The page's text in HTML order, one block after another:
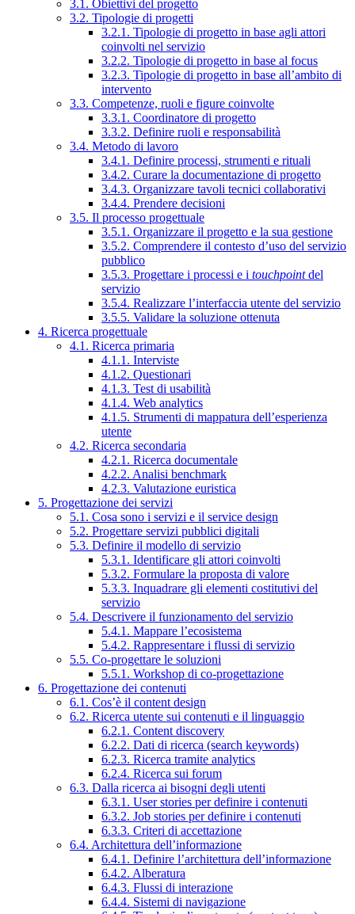
3.1. Obiettivi del progetto
3.2. Tipologie di progetti
3.2.1. Tipologie di progetto in base agli attori
coinvolti nel servizio
3.2.2. Tipologie di progetto in base al focus
3.2.3. Tipologie di progetto in base all’ambito di
intervento
3.3. Competenze, ruoli e figure coinvolte
3.3.1. Coordinatore di progetto
3.3.2. Definire ruoli e responsabilità
3.4. Metodo di lavoro
3.4.1. Definire processi, strumenti e rituali
3.4.2. Curare la documentazione di progetto
3.4.3. Organizzare tavoli tecnici collaborativi
3.4.4. Prendere decisioni
3.5. Il processo progettuale
3.5.1. Organizzare il progetto e la sua gestione
3.5.2. Comprendere il contesto d’uso del servizio
pubblico
3.5.3. Progettare i processi e i touchpointdel
servizio
3.5.4. Realizzare l’interfaccia utente del servizio
3.5.5. Validare la soluzione ottenuta
4. Ricerca progettuale
4.1. Ricerca primaria
4.1.1. Interviste
4.1.2. Questionari
4.1.3. Test di usabilità
4.1.4. Web analytics
4.1.5. Strumenti di mappatura dell’esperienza
utente
4.2. Ricerca secondaria
4.2.1. Ricerca documentale
4.2.2. Analisi benchmark
4.2.3. Valutazione euristica
5. Progettazione dei servizi
5.1. Cosa sono i servizi e il service design
5.2. Progettare servizi pubblici digitali
5.3. Definire il modello di servizio
5.3.1. Identificare gli attori coinvolti
5.3.2. Formulare la proposta di valore
5.3.3. Inquadrare gli elementi costitutivi del
servizio
5.4. Descrivere il funzionamento del servizio
5.4.1. Mappare l’ecosistema
5.4.2. Rappresentare i flussi di servizio
5.5. Co-progettare le soluzioni
5.5.1. Workshop di co-progettazione
6. Progettazione dei contenuti
6.1. Cos’è il content design
6.2. Ricerca utente sui contenuti e il linguaggio
6.2.1. Content discovery
6.2.2. Dati di ricerca (search keywords)
6.2.3. Ricerca tramite analytics
6.2.4. Ricerca sui forum
6.3. Dalla ricerca ai bisogni degli utenti
6.3.1. User stories per definire i contenuti
6.3.2. Job stories per definire i contenuti
6.3.3. Criteri di accettazione
6.4. Architettura dell’informazione
6.4.1. Definire l’architettura dell’informazione
6.4.2. Alberatura
6.4.3. Flussi di interazione
6.4.4. Sistemi di navigazione